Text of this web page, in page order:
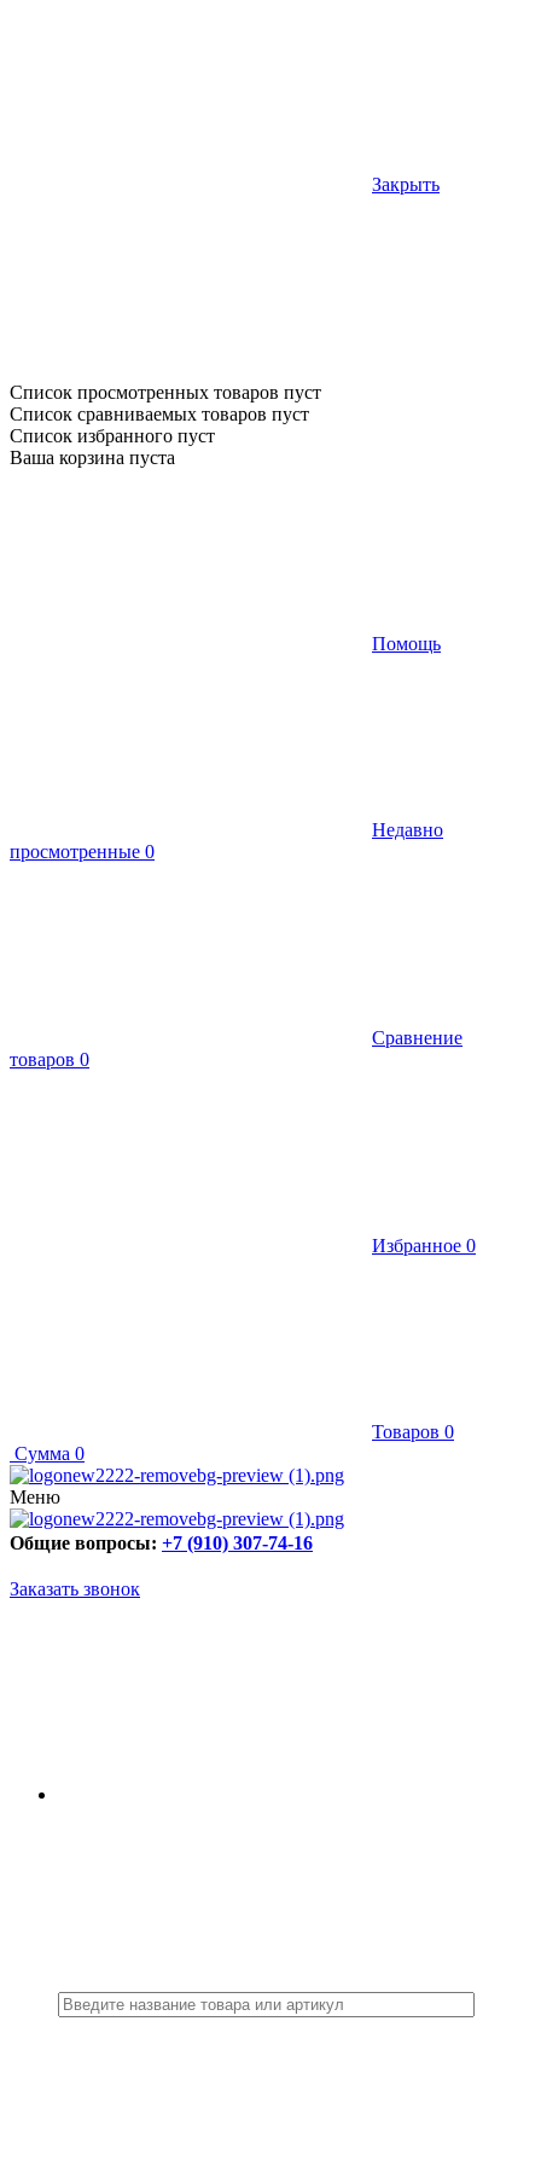
Закрыть
Список просмотренных товаров пуст
Список сравниваемых товаров пуст
Список избранного пуст
Ваша корзина пуста
Помощь
Недавно
просмотренные 0
Сравнение
товаров 0
Избранное 0
Товаров 0
Сумма 0
Меню
Общие вопросы: +7 (910) 307-74-16
Заказать звонок